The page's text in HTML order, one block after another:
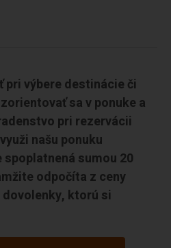
výbere destinácie či
sa v ponuke a
pri rezervácii
našu ponuku
sumou 20
odpočíta z ceny
ktorú si